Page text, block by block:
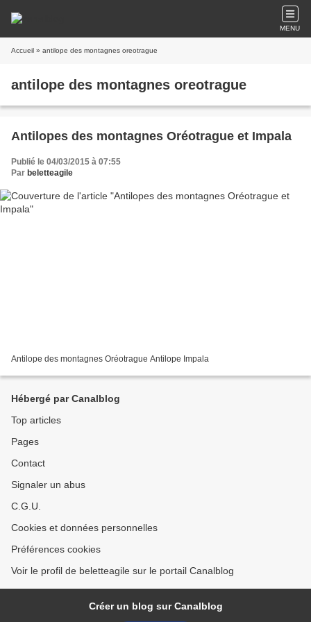
MENU
Accueil » antilope des montagnes oreotrague
antilope des montagnes oreotrague
Antilopes des montagnes Oréotrague et Impala
Publié le 04/03/2015 à 07:55
Par beletteagile
Antilope des montagnes Oréotrague Antilope Impala
Hébergé par Canalblog
Top articles
Pages
Contact
Signaler un abus
C.G.U.
Cookies et données personnelles
Préférences cookies
Voir le profil de beletteagile sur le portail Canalblog
Créer un blog sur Canalblog